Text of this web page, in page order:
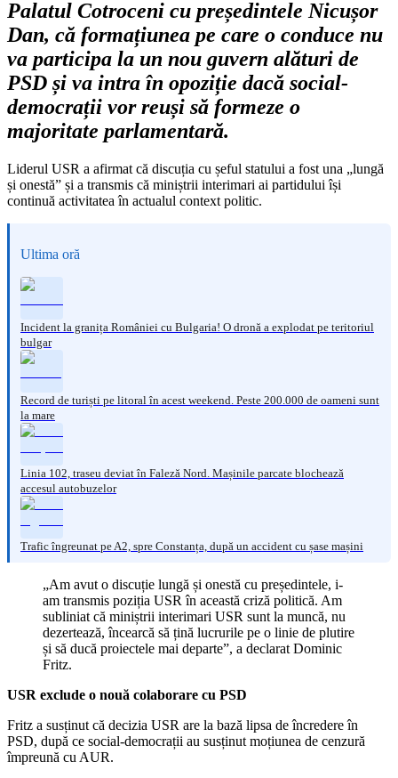
Palatul Cotroceni cu președintele Nicușor
Dan, că formațiunea pe care o conduce nu
va participa la un nou guvern alături de
PSD și va intra în opoziție dacă social-
democrații vor reuși să formeze o
majoritate parlamentară.
Liderul USR a afirmat că discuția cu șeful statului a fost una „lungă
și onestă” și a transmis că miniștrii interimari ai partidului își
continuă activitatea în actualul context politic.
Ultima oră
Incident la granița României cu Bulgaria! O dronă a explodat pe teritoriul
bulgar
Record de turiști pe litoral în acest weekend. Peste 200.000 de oameni sunt
la mare
Linia 102, traseu deviat în Faleză Nord. Mașinile parcate blochează
accesul autobuzelor
Trafic îngreunat pe A2, spre Constanța, după un accident cu șase mașini
„Am avut o discuție lungă și onestă cu președintele, i-
am transmis poziția USR în această criză politică. Am
subliniat că miniștrii interimari USR sunt la muncă, nu
dezertează, încearcă să țină lucrurile pe o linie de plutire
și să ducă proiectele mai departe”, a declarat Dominic
Fritz.
USR exclude o nouă colaborare cu PSD
Fritz a susținut că decizia USR are la bază lipsa de încredere în
PSD, după ce social-democrații au susținut moțiunea de cenzură
împreună cu AUR.